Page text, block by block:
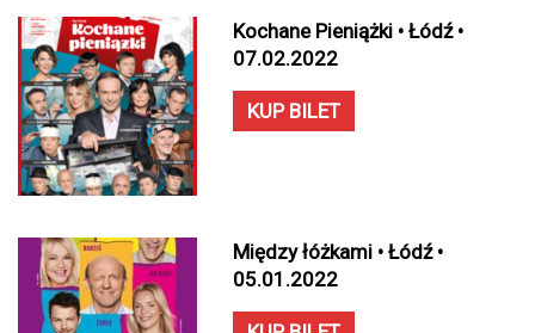
Kochane Pieniążki • Łódź •
07.02.2022
KUP BILET
Między łóżkami • Łódź •
05.01.2022